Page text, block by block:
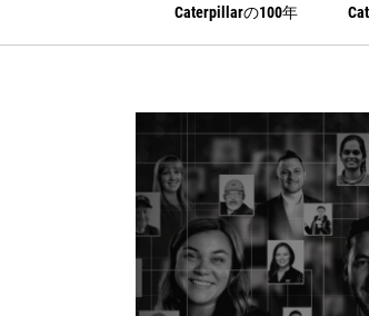
Caterpillarの100年